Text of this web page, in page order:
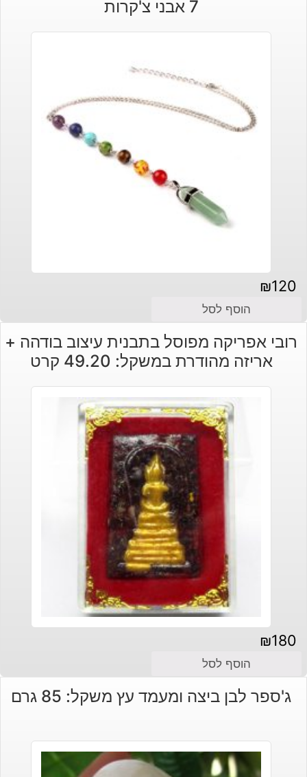
7 אבני צ'קרות
₪120
הוסף לסל
רובי אפריקה מפוסל בתבנית עיצוב בודהה +
אריזה מהודרת במשקל: 49.20 קרט
₪180
הוסף לסל
ג'ספר לבן ביצה ומעמד עץ משקל: 85 גרם